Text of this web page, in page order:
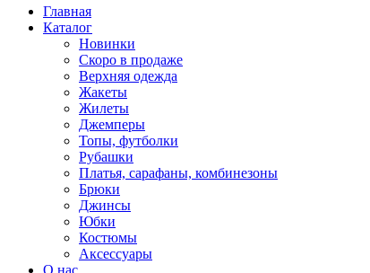
Главная
Каталог
Новинки
Скоро в продаже
Верхняя одежда
Жакеты
Жилеты
Джемперы
Топы, футболки
Рубашки
Платья, сарафаны, комбинезоны
Брюки
Джинсы
Юбки
Костюмы
Аксессуары
О нас